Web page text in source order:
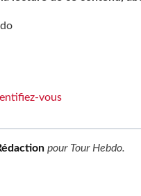
vous
pour Tour Hebdo.